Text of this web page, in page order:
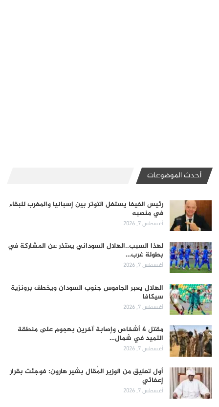
أحدث الموضوعات
رئيس الفيفا يستغل التوتر بين إسبانيا والمغرب للبقاء
في منصبه
أغسطس 7, 2026
لهذا السبب..الهلال السوداني يعتذر عن المشاركة في
بطولة غرب…
أغسطس 7, 2026
الهلال يعبر الجاموس جنوب السودان ويخطف برونزية
سيكافا
أغسطس 7, 2026
مقتل 4 أشخاص وإصابة آخرين بهجوم على منطقة
التميد في شمال…
أغسطس 7, 2026
أول تعليق من الوزير المُقال بشير هارون: فوجئت بقرار
إعفائي
أغسطس 7, 2026